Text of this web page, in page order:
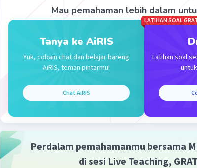
dikelola dan dipimpin oleh seseorangyang
penuh terhadap risikodan kegiatan
Firma adalahpersekutuan 2 orang atau lebih
sebuah badan usahadengan
satu nama
membagi hasilyang diperoleh dari
3. Perseroan Terbatas/PT
Perseroan Terbatas/PT adalah
badan usaha
kepada PT.
Jadi, Ada 3 bentuk usaha BUMS antara lain
perseorangan, Firma (FA), Perseroan Terbatas/
Mau pemahaman lebih dalam
Tanya ke AiRIS
Yuk, cobain chat dan belajar bareng
AiRIS, teman pintarmu!
Chat AiRIS
LATIHAN SOAL
Latihan soal
Perdalam pemahamanmu bersama
di sesi Live Teaching,